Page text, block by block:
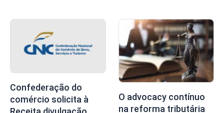
Confederação do
comércio solicita à
O advocacy contínuo
na reforma tributária